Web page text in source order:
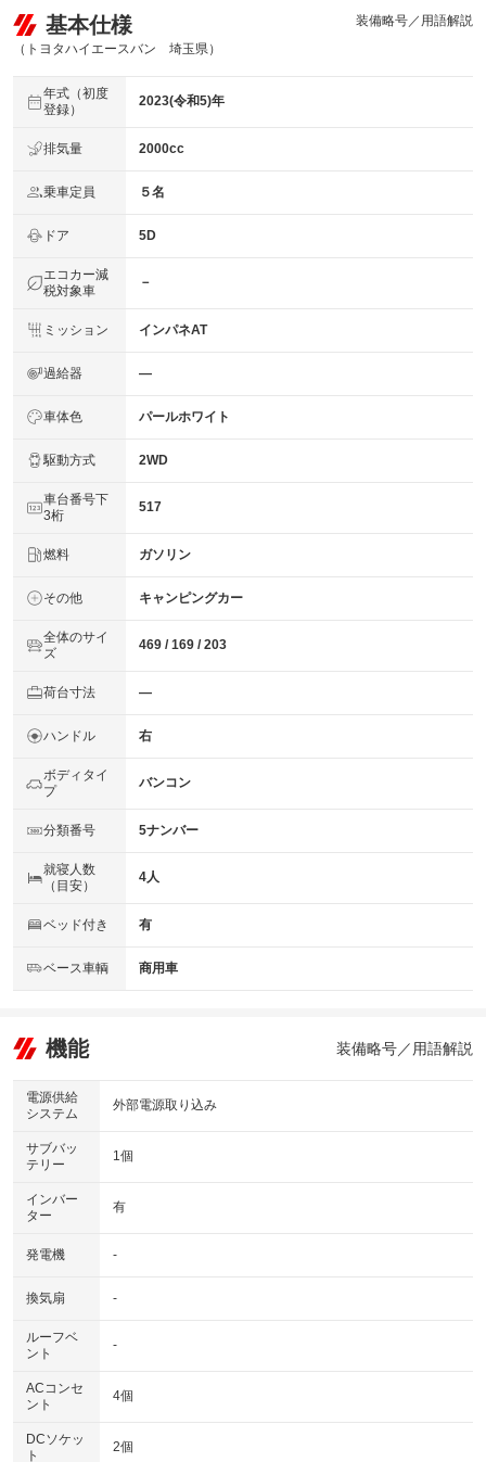
保証修理
-
法定整備
整備付 法定12ヶ月または法定24ヶ月点検整備付
について
基づいて修理、交換が必要と判断された部品を修理、交換
基本仕様
（トヨタハイエースバン 埼玉県）
装備略号／用語解説
年式（初度
登録）
2023(令和5)年
排気量 2000cc
乗車定員 ５名
ドア 5D
エコカー減
税対象車
－
ミッション インパネAT
過給器 ―
車体色 パールホワイト
駆動方式 2WD
車台番号下
3桁
517
燃料 ガソリン
その他 キャンピングカー
全体のサイ
ズ
469 / 169 / 203
荷台寸法 ―
ハンドル 右
ボディタイ
プ
バンコン
分類番号 5ナンバー
就寝人数
（目安）
4人
ベッド付き 有
ベース車輌 商用車
機能 装備略号／用語解説
電源供給
システム
外部電源取り込み
サブバッ
テリー
1個
インバー
ター
有
発電機 -
換気扇 -
ルーフベ
ント
-
ACコンセ
ント
4個
DCソケッ
ト
2個